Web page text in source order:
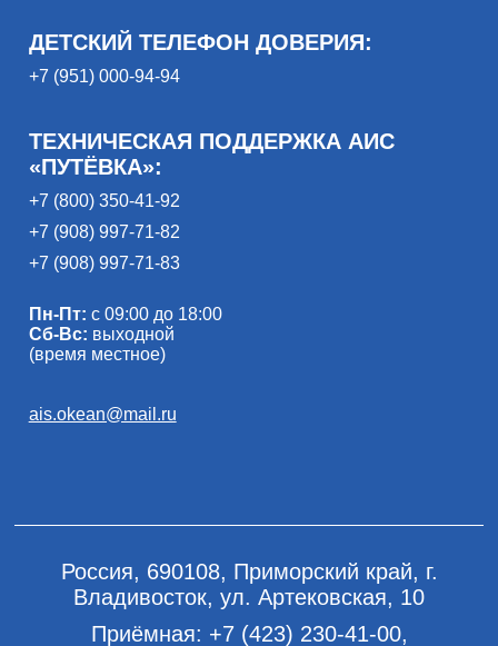
ДЕТСКИЙ ТЕЛЕФОН ДОВЕРИЯ:
+7 (951) 000-94-94
ТЕХНИЧЕСКАЯ ПОДДЕРЖКА АИС
«ПУТЁВКА»:
+7 (800) 350-41-92
+7 (908) 997-71-82
+7 (908) 997-71-83
Пн-Пт: с 09:00 до 18:00
Сб-Вс: выходной
(время местное)
ais.okean@mail.ru
Россия, 690108, Приморский край, г.
Владивосток, ул. Артековская, 10
Приёмная: +7 (423) 230-41-00,